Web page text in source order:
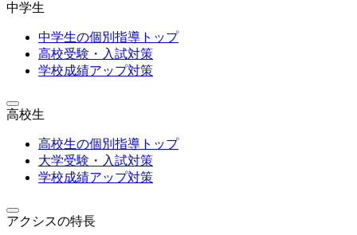
中学生
中学生の個別指導トップ
高校受験・入試対策
学校成績アップ対策
高校生
高校生の個別指導トップ
大学受験・入試対策
学校成績アップ対策
アクシスの特長